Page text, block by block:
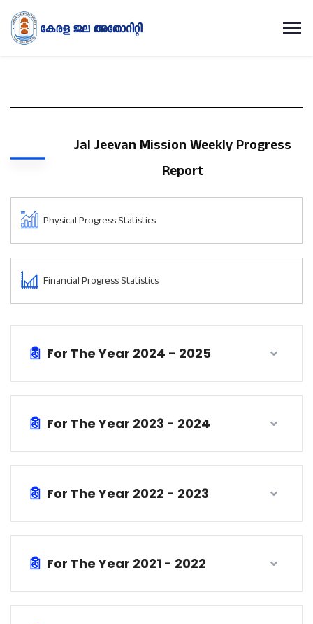
Jal Jeevan Mission Weekly Progress
Report
Physical Progress Statistics
Financial Progress Statistics
For The Year 2024 - 2025
For The Year 2023 - 2024
For The Year 2022 - 2023
For The Year 2021 - 2022